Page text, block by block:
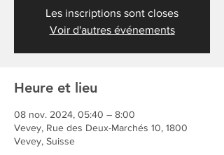
Les inscriptions sont closes
Voir d'autres événements
Heure et lieu
08 nov. 2024, 05:40 – 8:00
Vevey, Rue des Deux-Marchés 10, 1800
Vevey, Suisse